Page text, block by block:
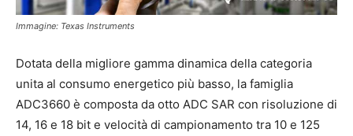
Immagine: Texas Instruments
Dotata della migliore gamma dinamica della categoria
unita al consumo energetico più basso, la famiglia
ADC3660 è composta da otto ADC SAR con risoluzione di
14, 16 e 18 bit e velocità di campionamento tra 10 e 125